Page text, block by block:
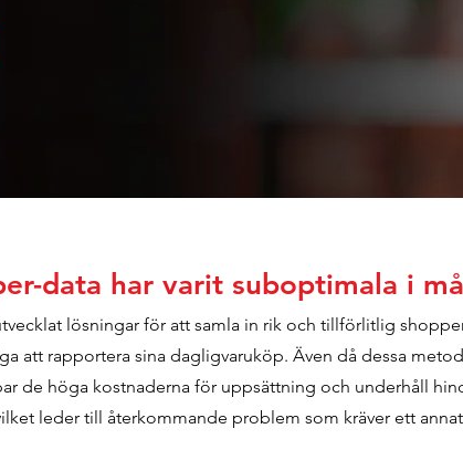
data har varit suboptimala i
lösningar för att samla in rik och tillförlitlig
att rapportera sina dagligvaruköp. Även då dessa
de höga kostnaderna för uppsättning och underhåll
leder till återkommande problem som kräver ett